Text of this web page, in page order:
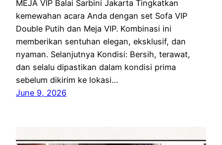
MEJA VIP Balai Sarbini Jakarta Tingkatkan
kemewahan acara Anda dengan set Sofa VIP
Double Putih dan Meja VIP. Kombinasi ini
memberikan sentuhan elegan, eksklusif, dan
nyaman. Selanjutnya Kondisi: Bersih, terawat,
dan selalu dipastikan dalam kondisi prima
sebelum dikirim ke lokasi…
June 9, 2026